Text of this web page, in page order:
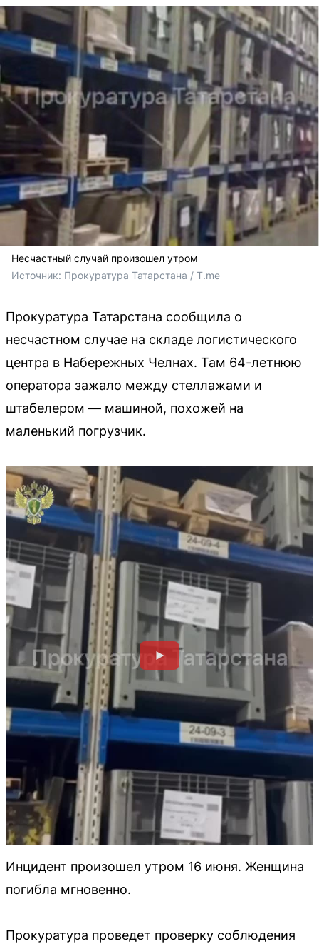
Несчастный случай произошел утром
Источник: Прокуратура Татарстана / T.me
Прокуратура Татарстана сообщила о
несчастном случае на складе логистического
центра в Набережных Челнах. Там 64-летнюю
оператора зажало между стеллажами и
штабелером — машиной, похожей на
маленький погрузчик.
Инцидент произошел утром 16 июня. Женщина
погибла мгновенно.
Прокуратура проведет проверку соблюдения